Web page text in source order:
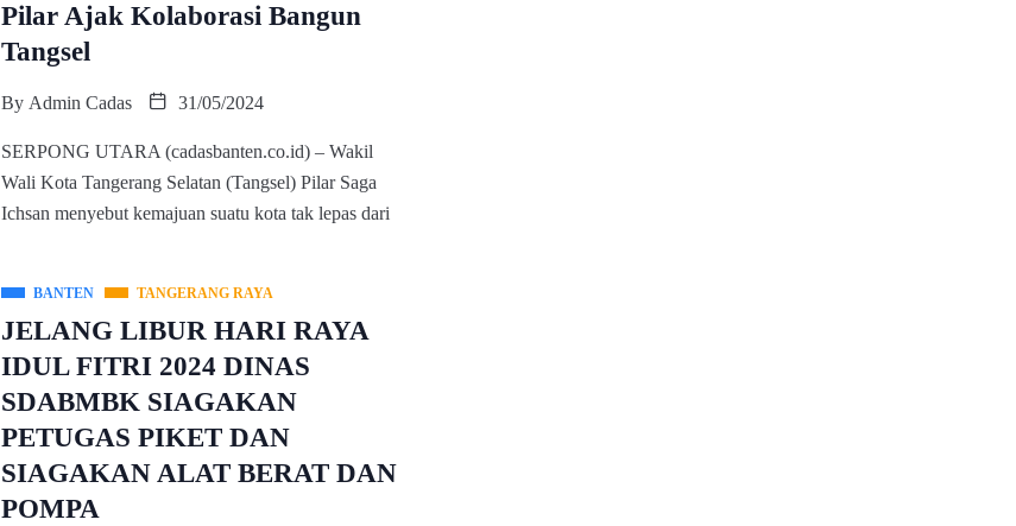
Pilar Ajak Kolaborasi Bangun
Tangsel
By Admin Cadas 31/05/2024
SERPONG UTARA (cadasbanten.co.id) – Wakil
Wali Kota Tangerang Selatan (Tangsel) Pilar Saga
Ichsan menyebut kemajuan suatu kota tak lepas dari
BANTEN TANGERANG RAYA
JELANG LIBUR HARI RAYA
IDUL FITRI 2024 DINAS
SDABMBK SIAGAKAN
PETUGAS PIKET DAN
SIAGAKAN ALAT BERAT DAN
POMPA